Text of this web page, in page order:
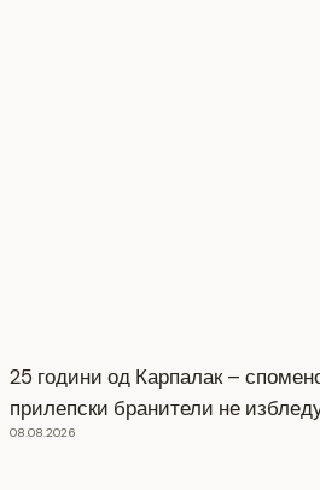
25 години од Карпалак –
прилепски бранители не
08.08.2026